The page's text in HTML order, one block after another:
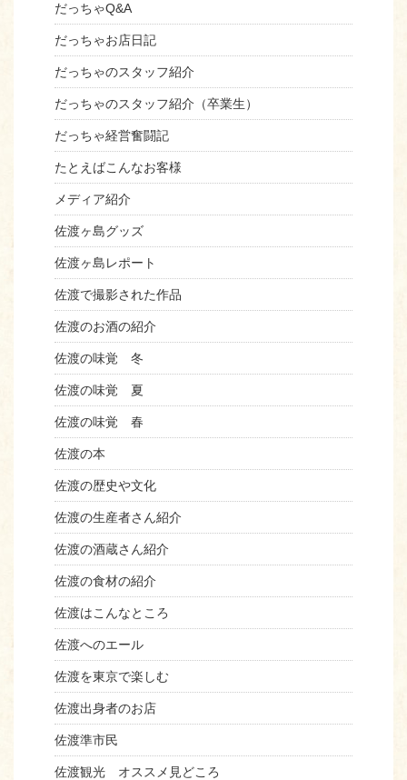
だっちゃQ&A
だっちゃお店日記
だっちゃのスタッフ紹介
だっちゃのスタッフ紹介（卒業生）
だっちゃ経営奮闘記
たとえばこんなお客様
メディア紹介
佐渡ヶ島グッズ
佐渡ヶ島レポート
佐渡で撮影された作品
佐渡のお酒の紹介
佐渡の味覚 冬
佐渡の味覚 夏
佐渡の味覚 春
佐渡の本
佐渡の歴史や文化
佐渡の生産者さん紹介
佐渡の酒蔵さん紹介
佐渡の食材の紹介
佐渡はこんなところ
佐渡へのエール
佐渡を東京で楽しむ
佐渡出身者のお店
佐渡準市民
佐渡観光 オススメ見どころ